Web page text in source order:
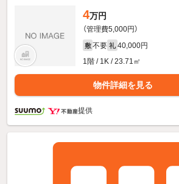
4万円
（管理費5,000円）
敷 不要 礼 40,000円
1階 / 1K / 23.71㎡
物件詳細を見る
提供